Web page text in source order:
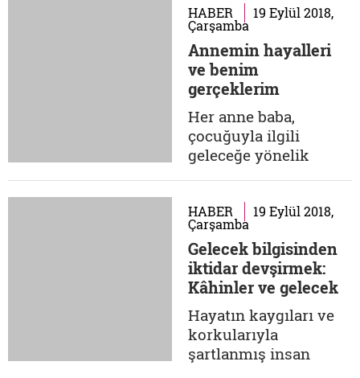
içindeyiz. İlişki
biçimlerimiz değişti,
değişiyor.
Düşüncelerimizi
belirlemek isteyen
küresel güçler bütün
mümkün gelecek
tahayyüllerini
koskoca kara
bulutlarla...
HABER 19 Eylül 2018,
Çarşamba
Annemin hayalleri
ve benim
gerçeklerim
Her anne baba,
çocuğuyla ilgili
geleceğe yönelik
oğlum olsun, onu
giysin, bundan uzak
dursun, okusun,
falanca mesleğe sahip
olsun, hep mutlu
olsun, çok parası
olsun, örnek olsun…"
Her çocuk, işte bu
yatırım üzerine...
HABER 19 Eylül 2018,
Çarşamba
Gelecek bilgisinden
iktidar devşirmek:
Kâhinler ve gelecek
kaygıları
Hayatın kaygıları ve
korkularıyla
şartlanmış insan